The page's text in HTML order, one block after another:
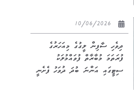
ދިވެހި ސާފިން ލީގުގެ މިއަހަރުގެ
ފުރަތަމަ މުބާރާތް ފުވައްމުލަކު
ސިޓީގައި އަންނަ ބުދަ ދުވަހު ފެށެނީ